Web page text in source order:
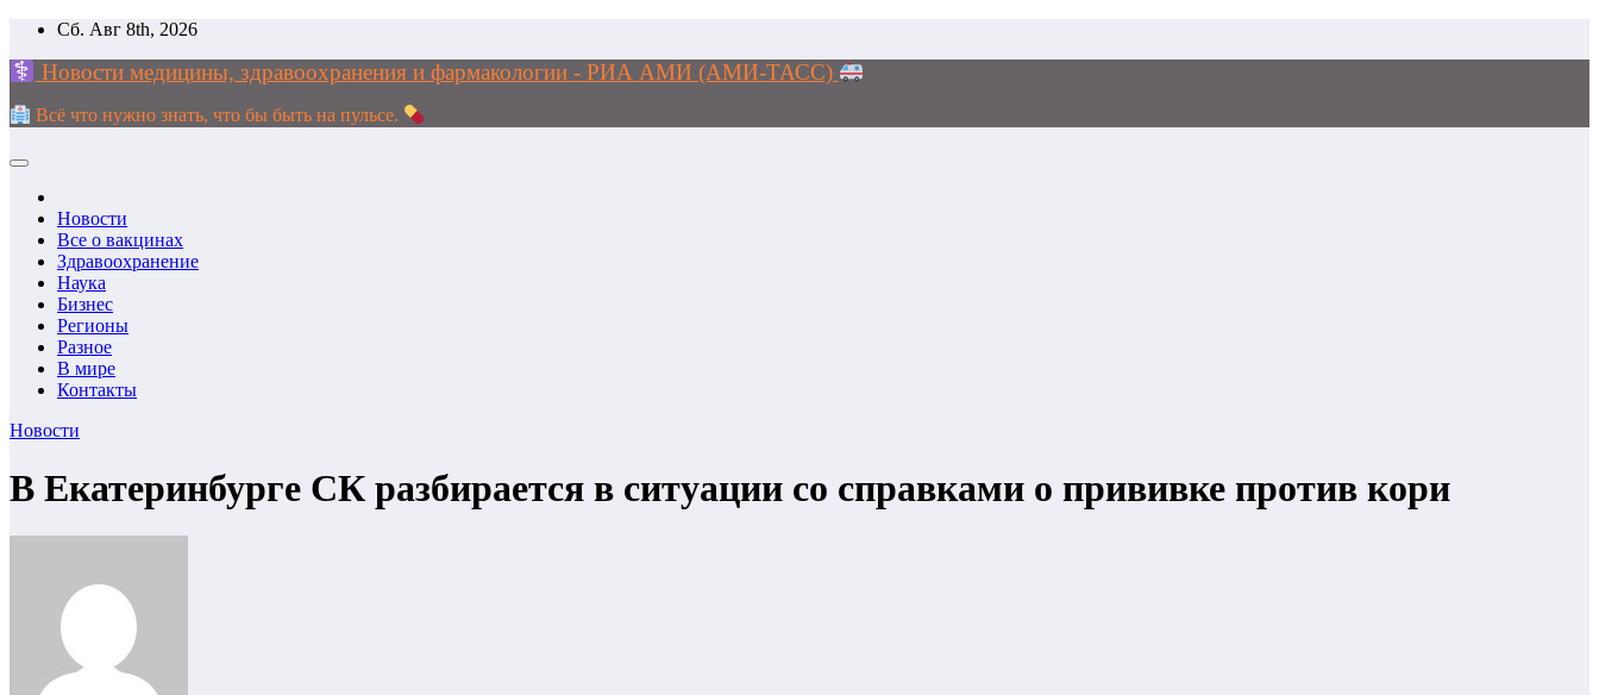
Перейти
содержимому
Сб. Авг 8th, 2026
Новости медицины, здравоохранения и фармакологии - РИА АМИ (АМИ-ТАСС)
Всё что нужно знать, что бы быть на пульсе.
Новости
Все о вакцинах
Здравоохранение
Наука
Бизнес
Регионы
Разное
В мире
Контакты
Новости
В Екатеринбурге СК разбирается в ситуации со справками о прививке против кори